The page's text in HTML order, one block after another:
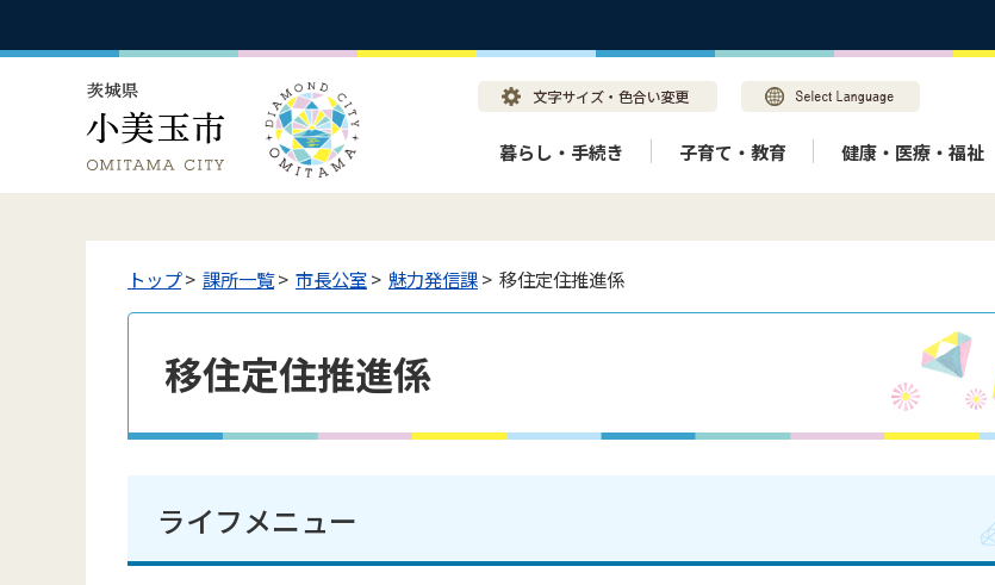
暮らし・手続き 子育て・教育 健康・医療・福祉
トップ> 課所一覧> 市長公室> 魅力発信課> 移住定住推進係
移住定住推進係
ライフメニュー